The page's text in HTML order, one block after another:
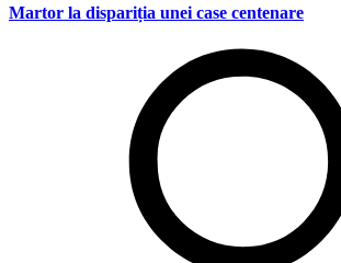
Martor la dispariția unei case centenare